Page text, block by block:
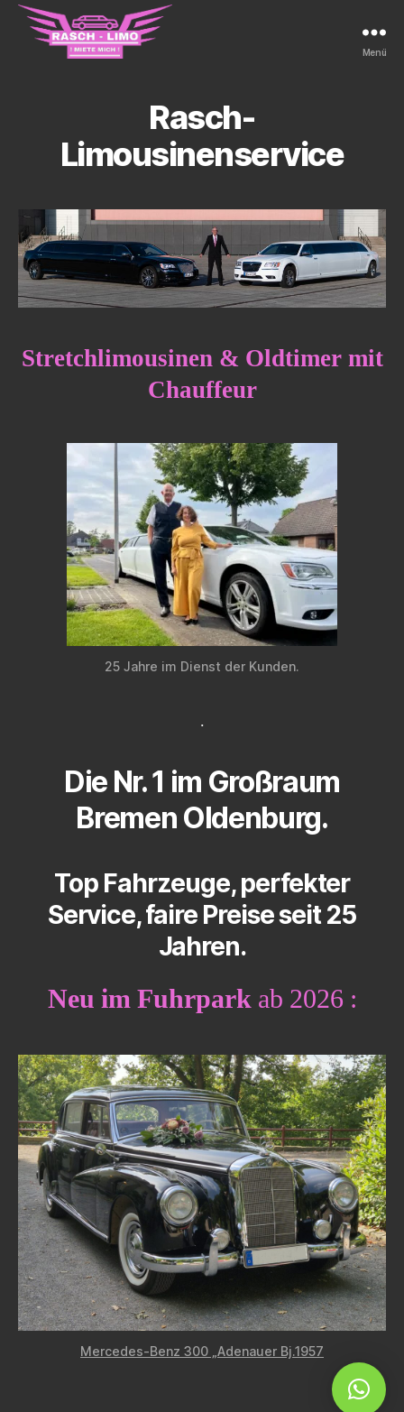
Menü
Rasch-
Limousinenservice
Stretchlimousinen & Oldtimer mit
Chauffeur
25 Jahre im Dienst der Kunden.
.
Die Nr. 1 im Großraum
Bremen Oldenburg.
Top Fahrzeuge, perfekter
Service, faire Preise seit 25
Jahren.
Neu im Fuhrparkab 2026 :
Mercedes-Benz 300 „Adenauer Bj.1957